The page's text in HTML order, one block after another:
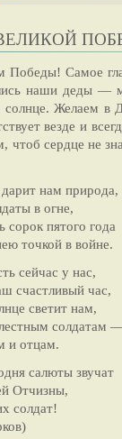
Победы! Самое
наши деды —
солнце. Желаем в
везде и
чтоб сердце не
нам природа,
в огне,
сорок пятого года
точкой в войне.
сейчас у нас,
счастливый час,
светит нам,
солдатам
и отцам.
салюты звучат
Отчизны,
солдат!